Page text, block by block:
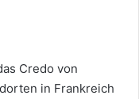
Credo von
in Frankreich